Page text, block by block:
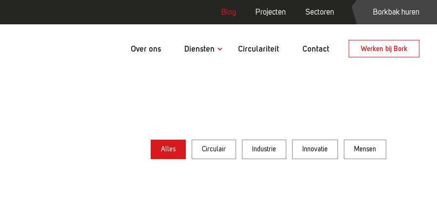
Blog Projecten Sectoren Borkbak huren
Over ons Diensten Circulariteit Contact Werken bij Bork
Alles Circulair Industrie Innovatie Mensen